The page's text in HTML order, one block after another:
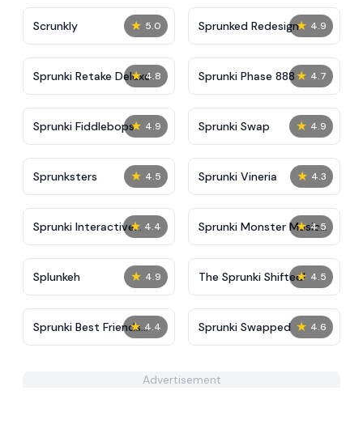
★ 5.0
Scrunkly ★ 4.9
Sprunked Redesign
★ 4.8
Sprunki Retake Deluxe ★ 4.7
Sprunki Phase 888
★ 4.9
Sprunki Fiddlebops ★ 4.9
Sprunki Swap
★ 4.5
Sprunksters ★ 4.3
Sprunki Vineria
★ 4.4
Sprunki Interactive
Tunner
★ 4.5
Sprunki Monster Music
Beats
★ 4.9
Splunkeh ★ 4.5
The Sprunki Shifted!
★ 4.4
Sprunki Best Friends
Slaughter
★ 4.6
Sprunki Swapped
Advertisement